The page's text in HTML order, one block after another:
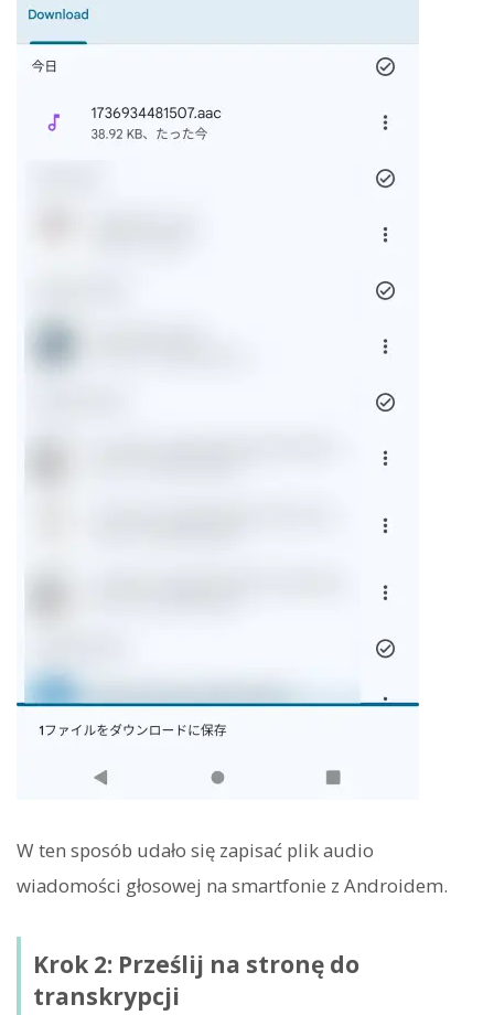
W ten sposób udało się zapisać plik audio
wiadomości głosowej na smartfonie z Androidem.
Krok 2: Prześlij na stronę do
transkrypcji